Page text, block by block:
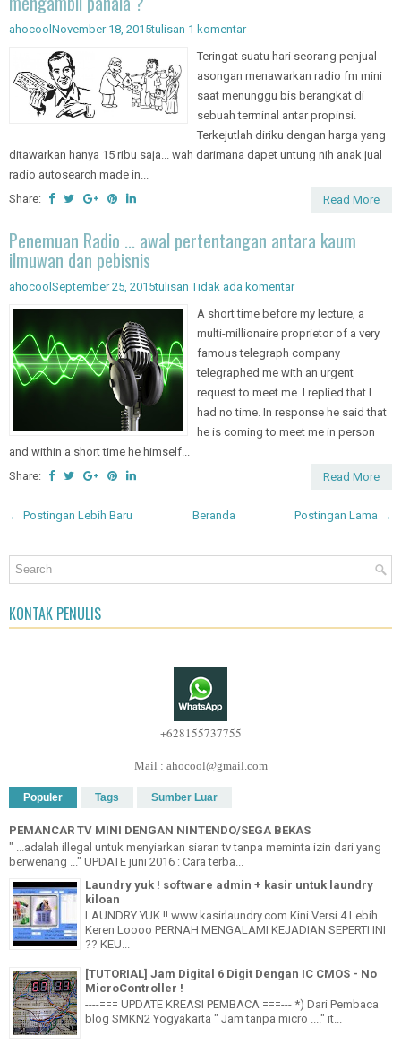
ahocool November 18, 2015tulisan 1 komentar
Teringat suatu hari seorang penjual
asongan menawarkan radio fm mini
saat menunggu bis berangkat di
sebuah terminal antar propinsi.
Terkejutlah diriku dengan harga yang
ditawarkan hanya 15 ribu saja... wah darimana dapet untung nih anak jual
radio autosearch made in...
Share:
Read More
Penemuan Radio ... awal pertentangan antara kaum
ilmuwan dan pebisnis
ahocool September 25, 2015tulisan Tidak ada komentar
A short time before my lecture, a
multi-millionaire proprietor of a very
famous telegraph company
telegraphed me with an urgent
request to meet me. I replied that I
had no time. In response he said that
he is coming to meet me in person
and within a short time he himself...
Share:
Read More
← Postingan Lebih Baru Postingan Lama →
Beranda
KONTAK PENULIS
+628155737755
Mail : ahocool@gmail.com
Populer Tags Sumber Luar
PEMANCAR TV MINI DENGAN NINTENDO/SEGA BEKAS
" ...adalah illegal untuk menyiarkan siaran tv tanpa meminta izin dari yang
berwenang ..." UPDATE juni 2016 : Cara terba...
Laundry yuk ! software admin + kasir untuk laundry
kiloan
LAUNDRY YUK !! www.kasirlaundry.com Kini Versi 4 Lebih
Keren Loooo PERNAH MENGALAMI KEJADIAN SEPERTI INI
?? KEU...
[TUTORIAL] Jam Digital 6 Digit Dengan IC CMOS - No
MicroController !
----=== UPDATE KREASI PEMBACA ===--- *) Dari Pembaca
blog SMKN2 Yogyakarta " Jam tanpa micro ...." it...